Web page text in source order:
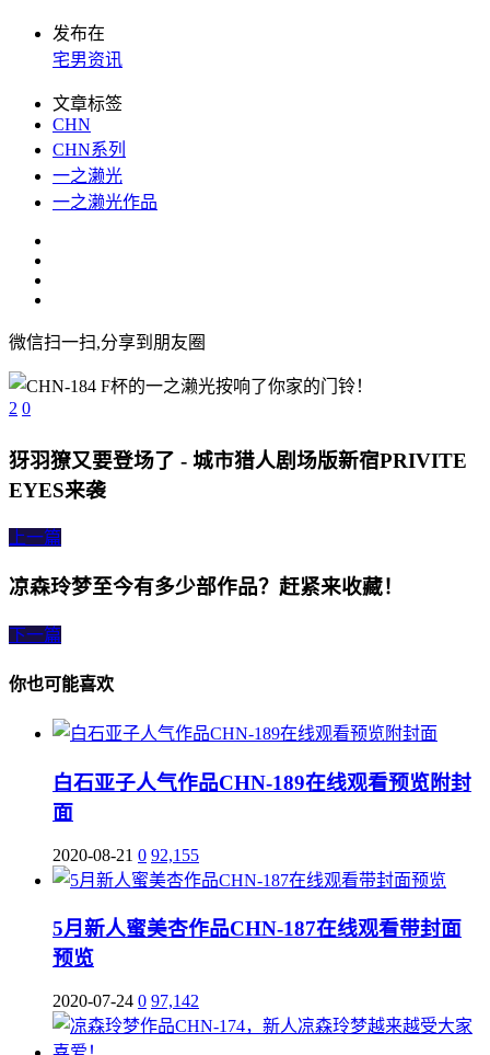
发布在
宅男资讯
文章标签
CHN
CHN系列
一之濑光
一之濑光作品
微信扫一扫,分享到朋友圈
2 0
犽羽獠又要登场了 - 城市猎人剧场版新宿PRIVITE
EYES来袭
上一篇
凉森玲梦至今有多少部作品？赶紧来收藏！
下一篇
你也可能喜欢
白石亚子人气作品CHN-189在线观看预览附封
面
2020-08-21 0 92,155
5月新人蜜美杏作品CHN-187在线观看带封面
预览
2020-07-24 0 97,142